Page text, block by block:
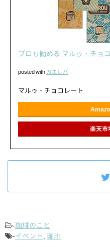
プロも勧める マルゥ・チョ
posted with カエレバ
マルゥ・チョコレート
楽天市
-珈琲のこと
-イベント 珈琲